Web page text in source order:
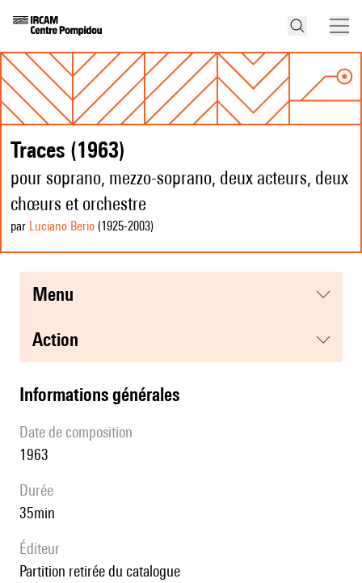
Traces (1963)
pour soprano, mezzo-soprano, deux acteurs, deux
chœurs et orchestre
par Luciano Berio (1925-2003)
menu
action
informations générales
date de composition
1963
durée
35min
éditeur
partition retirée du catalogue